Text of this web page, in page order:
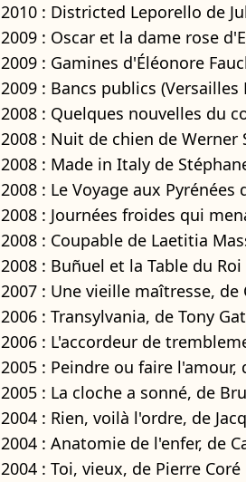
2010 : Districted Leporello de
2009 : Oscar et la dame rose
2009 : Gamines d'Éléonore
2009 : Bancs publics
2008 : Quelques nouvelles du
2008 : Nuit de chien de Werner
2008 : Made in Italy de
2008 : Le Voyage aux
2008 : Journées froides qui
2008 : Coupable de Laetitia
2008 : Buñuel et la Table du
2007 : Une vieille maîtresse,
2006 : Transylvania, de Tony
2006 : L'accordeur de
2005 : Peindre ou faire l'amour,
2005 : La cloche a sonné, de
2004 : Rien, voilà l'ordre, de
2004 : Anatomie de l'enfer, de
2004 : Toi, vieux, de Pierre Coré